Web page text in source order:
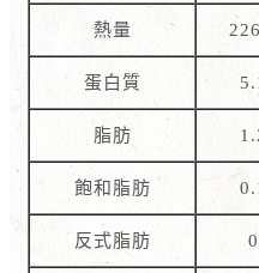
熱量
蛋白質
脂肪
飽和脂肪
反式脂肪